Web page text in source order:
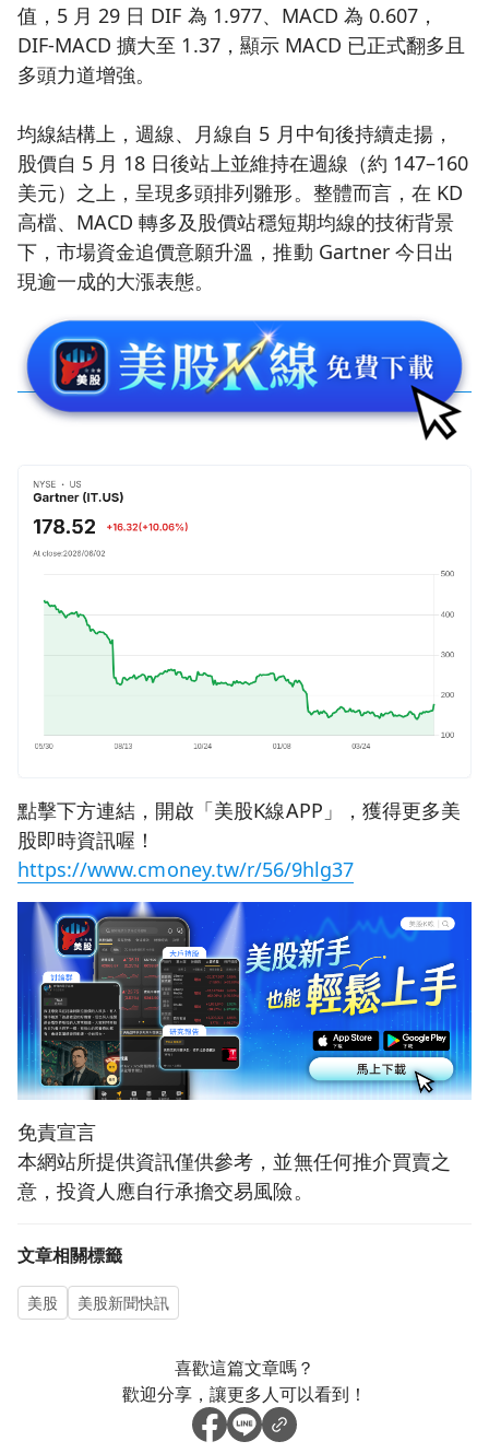
值，5 月 29 日 DIF 為 1.977、MACD 為 0.607，
DIF-MACD 擴大至 1.37，顯示 MACD 已正式翻多且
多頭力道增強。
均線結構上，週線、月線自 5 月中旬後持續走揚，
股價自 5 月 18 日後站上並維持在週線（約 147–160
美元）之上，呈現多頭排列雛形。整體而言，在 KD
高檔、MACD 轉多及股價站穩短期均線的技術背景
下，市場資金追價意願升溫，推動 Gartner 今日出
現逾一成的大漲表態。
點擊下方連結，開啟「美股K線APP」，獲得更多美
股即時資訊喔！
https://www.cmoney.tw/r/56/9hlg37
免責宣言
本網站所提供資訊僅供參考，並無任何推介買賣之
意，投資人應自行承擔交易風險。
文章相關標籤
美股 美股新聞快訊
喜歡這篇文章嗎？
歡迎分享，讓更多人可以看到！